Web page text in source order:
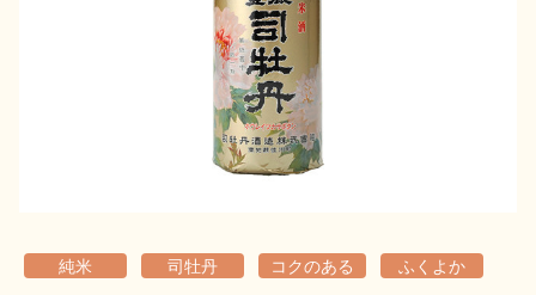
地酒解体新書
純米 司牡丹 コクのある ふくよか